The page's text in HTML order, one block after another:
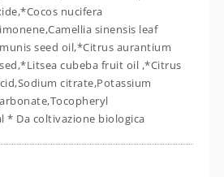
nucifera
sinensis leaf
seed oil,*Citrus aurantium
cubeba fruit oil ,*Citrus
citrate,Potassium
* Da coltivazione biologica